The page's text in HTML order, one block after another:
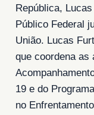
República,
Público Federal
União. Lucas
que coordena as
19 e do
no